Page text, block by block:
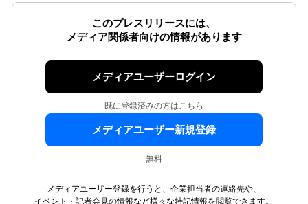
このプレスリリースには、
メディア関係者向けの情報があります
メディアユーザーログイン
既に登録済みの方はこちら
メディアユーザー新規登録
無料
メディアユーザー登録を行うと、企業担当者の連絡先や、
イベント・記者会見の情報など様々な特記情報を閲覧できます。